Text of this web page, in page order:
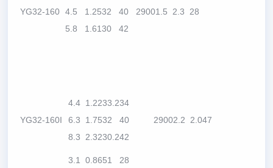
YG32-160 4.5
5.8
1.25
1.61
32
30
40
42
29001.5 2.3 28
YG32-160I
4.4
6.3
8.3
1.22
1.75
2.32
33.2
32
30.2
34
40
42
29002.2 2.047
3.1
0.8651
28